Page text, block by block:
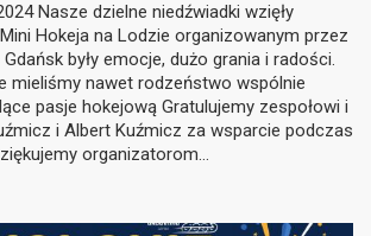
Nasze dzielne niedźwiadki wzięły
Hokeja na Lodzie organizowanym przez
były emocje, dużo grania i radości.
mieliśmy nawet rodzeństwo wspólnie
pasje hokejową Gratulujemy zespołowi i
i Albert Kuźmicz za wsparcie podczas
organizatorom…